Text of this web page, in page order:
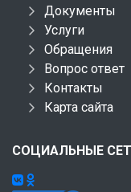
Документы
Услуги
Обращения
Вопрос ответ
Контакты
Карта сайта
СОЦИАЛЬНЫЕ